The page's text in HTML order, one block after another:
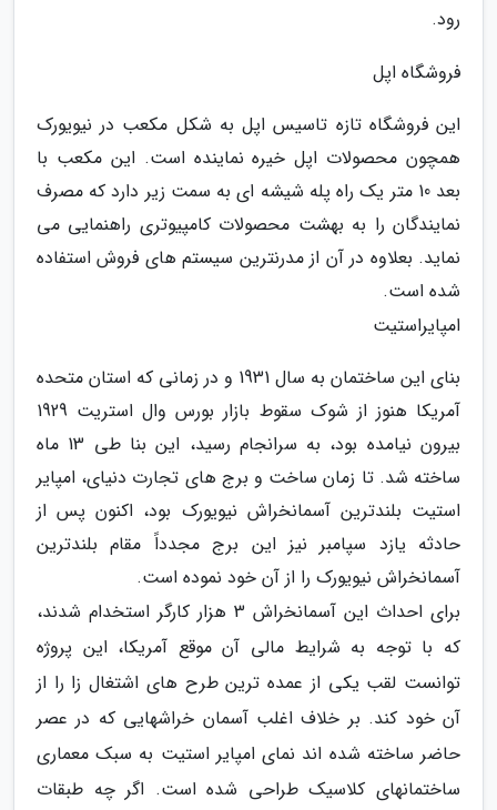
رود.
فروشگاه اپل
این فروشگاه تازه تاسیس اپل به شکل مکعب در نیویورک
همچون محصولات اپل خیره نماینده است. این مکعب با
بعد 10 متر یک راه پله شیشه ای به سمت زیر دارد که مصرف
نمایندگان را به بهشت محصولات کامپیوتری راهنمایی می
نماید. بعلاوه در آن از مدرنترین سیستم های فروش استفاده
شده است.
امپایراستیت
بنای این ساختمان به سال 1931 و در زمانی که استان متحده
آمریکا هنوز از شوک سقوط بازار بورس وال استریت 1929
بیرون نیامده بود، به سرانجام رسید، این بنا طی 13 ماه
ساخته شد. تا زمان ساخت و برج های تجارت دنیای، امپایر
استیت بلندترین آسمانخراش نیویورک بود، اکنون پس از
حادثه یازد سپامبر نیز این برج مجدداً مقام بلندترین
آسمانخراش نیویورک را از آن خود نموده است.
برای احداث این آسمانخراش 3 هزار کارگر استخدام شدند،
که با توجه به شرایط مالی آن موقع آمریکا، این پروژه
توانست لقب یکی از عمده ترین طرح های اشتغال زا را از
آن خود کند. بر خلاف اغلب آسمان خراشهایی که در عصر
حاضر ساخته شده اند نمای امپایر استیت به سبک معماری
ساختمانهای کلاسیک طراحی شده است. اگر چه طبقات